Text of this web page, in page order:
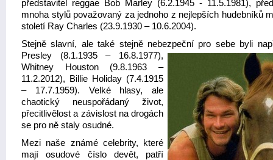
představitel reggae Bob Marley (6.2.1945 - 11.5.1981),
mnoha stylů považovaný za jednoho z nejlepších hudebníků
století Ray Charles (23.9.1930 – 10.6.2004).
Stejně slavní, ale také stejně nebezpeční pro sebe byli
Presley (8.1.1935 – 16.8.1977),
Whitney Houston (9.8.1963 –
11.2.2012), Billie Holiday (7.4.1915
– 17.7.1959). Velké hlasy, ale
chaotický neuspořádaný život,
přecitlivělost a závislost na drogách
se pro ně staly osudné.
Mezi naše známé celebrity, které
mají osudové číslo devět, patří